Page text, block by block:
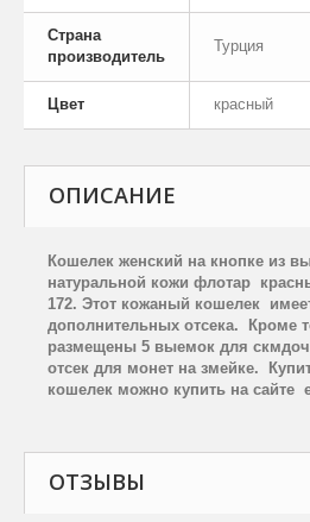
Страна
производитель
Турция
Цвет красный
ОПИСАНИЕ
Кошелек женский на кнопке из
натуральной кожи флотар
172. Этот кожаный кошелек
дополнительных отсека. Кроме
размещены 5 выемок для
отсек для монет на змейке.
кошелек можно купить на сайте
ОТЗЫВЫ